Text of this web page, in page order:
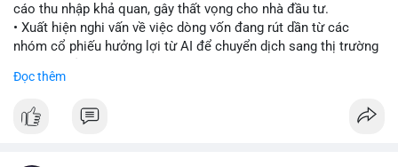
cáo thu nhập khả quan, gây thất vọng cho nhà đầu tư.
• Xuất hiện nghi vấn về việc dòng vốn đang rút dần từ các
nhóm cổ phiếu hưởng lợi từ AI để chuyển dịch sang thị trường
• Diễn biến này có thể là tín hiệu cho thấy sự luân chuyển dòng
Đọc thêm